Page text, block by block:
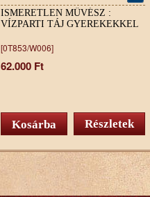
ISMERETLEN MŰVÉSZ :
VÍZPARTI TÁJ GYEREKEKKEL
[0T853/W006]
62.000 Ft
Részletek